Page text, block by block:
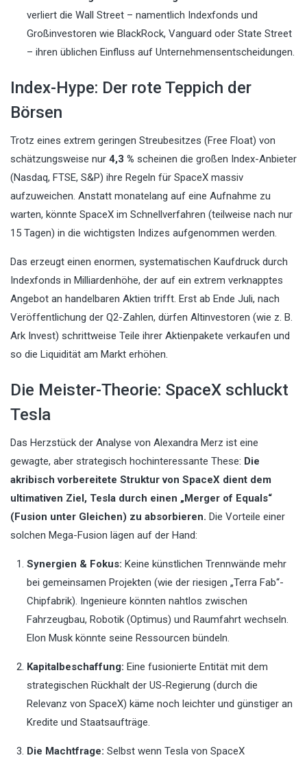
verliert die Wall Street – namentlich Indexfonds und
Großinvestoren wie BlackRock, Vanguard oder State Street
– ihren üblichen Einfluss auf Unternehmensentscheidungen.
Index-Hype: Der rote Teppich der
Börsen
Trotz eines extrem geringen Streubesitzes (Free Float) von
schätzungsweise nur 4,3 % scheinen die großen Index-Anbieter
(Nasdaq, FTSE, S&P) ihre Regeln für SpaceX massiv
aufzuweichen. Anstatt monatelang auf eine Aufnahme zu
warten, könnte SpaceX im Schnellverfahren (teilweise nach nur
15 Tagen) in die wichtigsten Indizes aufgenommen werden.
Das erzeugt einen enormen, systematischen Kaufdruck durch
Indexfonds in Milliardenhöhe, der auf ein extrem verknapptes
Angebot an handelbaren Aktien trifft. Erst ab Ende Juli, nach
Veröffentlichung der Q2-Zahlen, dürfen Altinvestoren (wie z. B.
Ark Invest) schrittweise Teile ihrer Aktienpakete verkaufen und
so die Liquidität am Markt erhöhen.
Die Meister-Theorie: SpaceX schluckt
Tesla
Das Herzstück der Analyse von Alexandra Merz ist eine
gewagte, aber strategisch hochinteressante These: Die
akribisch vorbereitete Struktur von SpaceX dient dem
ultimativen Ziel, Tesla durch einen „Merger of Equals“
(Fusion unter Gleichen) zu absorbieren. Die Vorteile einer
solchen Mega-Fusion lägen auf der Hand:
Synergien & Fokus: Keine künstlichen Trennwände mehr
bei gemeinsamen Projekten (wie der riesigen „Terra Fab“-
Chipfabrik). Ingenieure könnten nahtlos zwischen
Fahrzeugbau, Robotik (Optimus) und Raumfahrt wechseln.
Elon Musk könnte seine Ressourcen bündeln.
Kapitalbeschaffung: Eine fusionierte Entität mit dem
strategischen Rückhalt der US-Regierung (durch die
Relevanz von SpaceX) käme noch leichter und günstiger an
Kredite und Staatsaufträge.
Die Machtfrage: Selbst wenn Tesla von SpaceX